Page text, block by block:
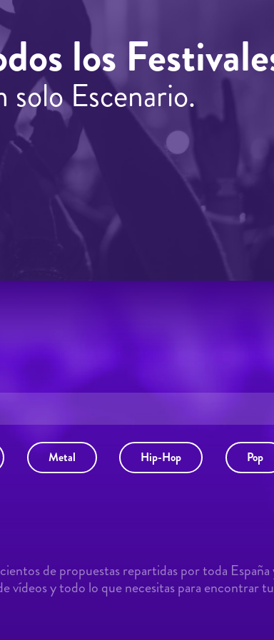
los
solo Escenario.
Metal Hip-Hop Pop
de propuestas repartidas por toda
vídeos y todo lo que necesitas para encontrar